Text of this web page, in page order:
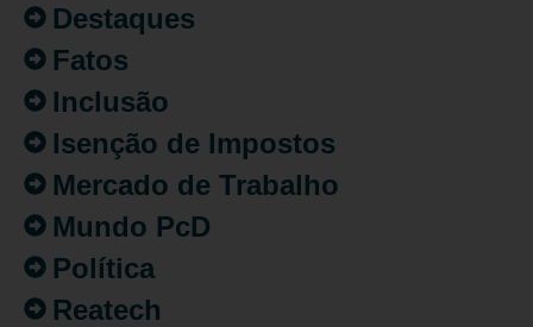
Destaques
Fatos
Inclusão
Isenção de Impostos
Mercado de Trabalho
Mundo PcD
Política
Reatech